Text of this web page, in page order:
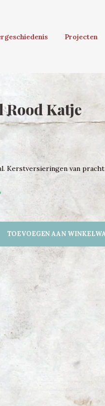
Projecten
Rood Katje
Kerstversieringen van
TOEVOEGEN AAN